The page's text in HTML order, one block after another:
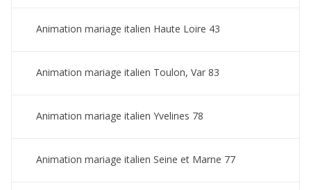
Animation mariage italien Haute Loire 43
Animation mariage italien Toulon, Var 83
Animation mariage italien Yvelines 78
Animation mariage italien Seine et Marne 77